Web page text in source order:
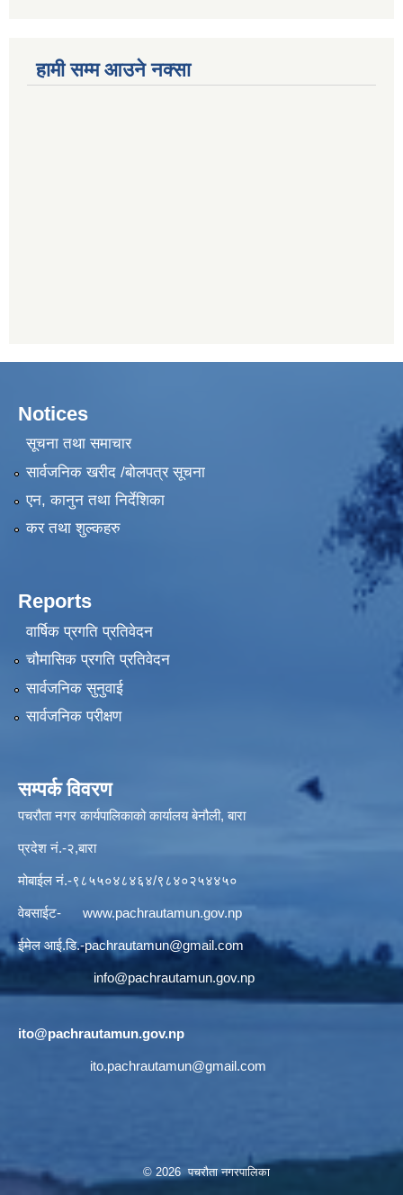
हामी सम्म आउने नक्सा
Notices
सूचना तथा समाचार
सार्वजनिक खरीद /बोलपत्र सूचना
एन, कानुन तथा निर्देशिका
कर तथा शुल्कहरु
Reports
वार्षिक प्रगति प्रतिवेदन
चौमासिक प्रगति प्रतिवेदन
सार्वजनिक सुनुवाई
सार्वजनिक परीक्षण
सम्पर्क विवरण
पचरौता नगर कार्यपालिकाको कार्यालय बेनौली, बारा
प्रदेश नं.-२,बारा
मोबाईल नं.-९८५५०४८४६४/९८४०२५४४५०
वेबसाईट- www.pachrautamun.gov.np
ईमेल आई.डि.-pachrautamun@gmail.com
info@pachrautamun.gov.np
ito@pachrautamun.gov.np
ito.pachrautamun@gmail.com
© 2026 पचरौता नगरपालिका